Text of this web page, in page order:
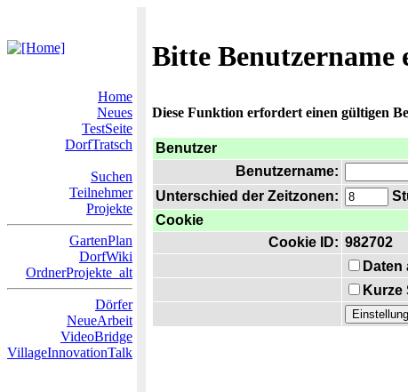
Bitte Benutzername
Home
Neues
TestSeite
DorfTratsch
Suchen
Teilnehmer
Projekte
GartenPlan
DorfWiki
OrdnerProjekte_alt
Dörfer
NeueArbeit
VideoBridge
VillageInnovationTalk
Diese Funktion erfordert einen gültigen
Benutzer
Benutzername:
Unterschied der Zeitzonen:
Cookie
Cookie ID: 982702
Kurze